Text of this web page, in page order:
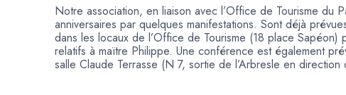
Notre association, en liaison avec l’Office de Tourisme du
anniversaires par quelques manifestations. Sont déjà
dans les locaux de l’Office de Tourisme (18 place Sapéon)
relatifs à maïtre Philippe. Une conférence est également
salle Claude Terrasse (N 7, sortie de l’Arbresle en